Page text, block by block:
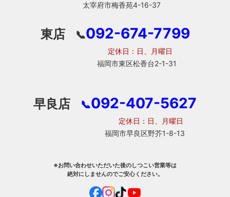
太宰府市梅香苑4-16-37
東店 📞092-674-7799
定休日：日、月曜日
福岡市東区松香台2-1-31
早良店 📞092-407-5627
定休日：日、月曜日
福岡市早良区野芥1-8-13
※お問い合わせいただいた後のしつこい営業等は
絶対にしませんのでご安心ください。